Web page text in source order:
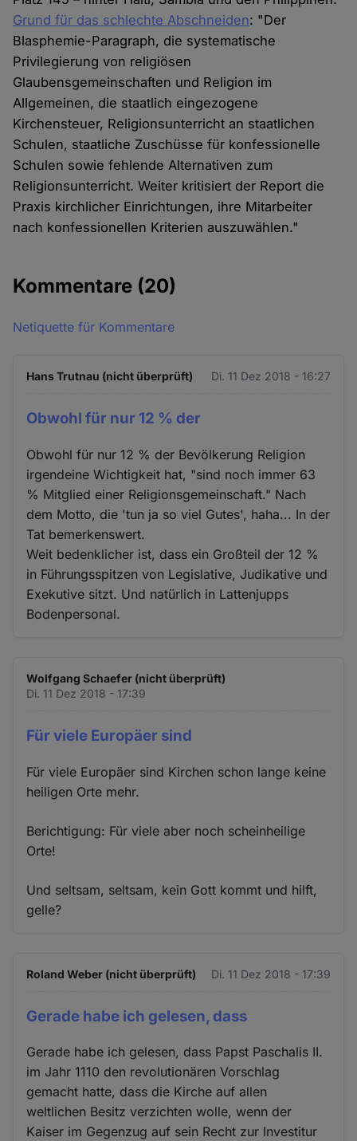
Grund für das schlechte Abschneiden: "Der
Blasphemie-Paragraph, die systematische
Privilegierung von religiösen
Glaubensgemeinschaften und Religion im
Allgemeinen, die staatlich eingezogene
Kirchensteuer, Religionsunterricht an staatlichen
Schulen, staatliche Zuschüsse für konfessionelle
Schulen sowie fehlende Alternativen zum
Religionsunterricht. Weiter kritisiert der Report die
Praxis kirchlicher Einrichtungen, ihre Mitarbeiter
nach konfessionellen Kriterien auszuwählen."
Kommentare (20)
Netiquette für Kommentare
Hans Trutnau (nicht überprüft) Di. 11 Dez 2018 - 16:27
Obwohl für nur 12 % der
Obwohl für nur 12 % der Bevölkerung Religion
irgendeine Wichtigkeit hat, "sind noch immer 63
% Mitglied einer Religionsgemeinschaft." Nach
dem Motto, die 'tun ja so viel Gutes', haha... In der
Tat bemerkenswert.
Weit bedenklicher ist, dass ein Großteil der 12 %
in Führungsspitzen von Legislative, Judikative und
Exekutive sitzt. Und natürlich in Lattenjupps
Bodenpersonal.
Wolfgang Schaefer (nicht überprüft)
Di. 11 Dez 2018 - 17:39
Für viele Europäer sind
Für viele Europäer sind Kirchen schon lange keine
heiligen Orte mehr.
Berichtigung: Für viele aber noch scheinheilige
Orte!
Und seltsam, seltsam, kein Gott kommt und hilft,
gelle?
Roland Weber (nicht überprüft) Di. 11 Dez 2018 - 17:39
Gerade habe ich gelesen, dass
Gerade habe ich gelesen, dass Papst Paschalis II.
im Jahr 1110 den revolutionären Vorschlag
gemacht hatte, dass die Kirche auf allen
weltlichen Besitz verzichten wolle, wenn der
Kaiser im Gegenzug auf sein Recht zur Investitur